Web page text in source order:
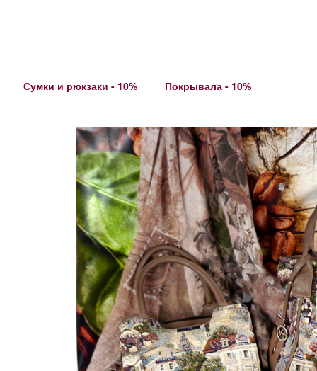
Сумки и рюкзаки - 10% Покрывала - 10%